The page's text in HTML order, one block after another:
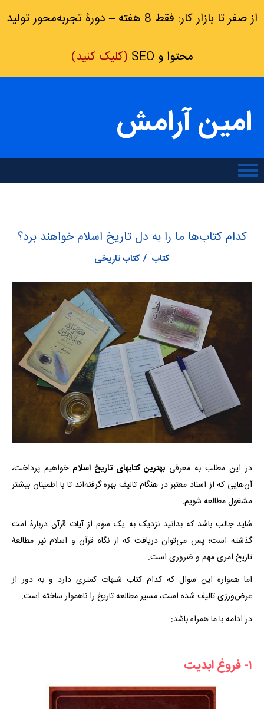
از صفر تا بازار کار: فقط 8 هفته – دورۀ تجربه‌محور تولید
محتوا و SEO (کلیک کنید)
امین آرامش
کدام کتاب‌ها ما را به دل تاریخ اسلام خواهند برد؟
کتاب کتاب تاریخی
در این مطلب به معرفی بهترین کتابهای تاریخ اسلام خواهیم پرداخت،
آن‌هایی که از اسناد معتبر در هنگام تالیف بهره گرفته‌اند تا با اطمینان بیشتر
مشغول مطالعه شویم.
شاید جالب باشد که بدانید نزدیک به یک سوم از آیات قرآن دربارۀ امت
گذشته است؛ پس می‌توان دریافت که از نگاه قرآن و اسلام نیز مطالعۀ
تاریخ امری مهم و ضروری است.
اما همواره این سوال که کدام کتاب شبهات کمتری دارد و به دور از
غرض‌ورزی تالیف شده است، مسیر مطالعه تاریخ را ناهموار ساخته است.
در ادامه با ما همراه باشد:
۱- فروغ ابدیت